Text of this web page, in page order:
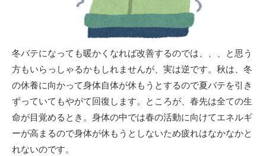
冬バテになっても暖かくなれば改善するのでは、、、と思う
方もいらっしゃるかもしれませんが、実は逆です。秋は、冬
の休養に向かって身体自体が休もうとするので夏バテを引き
ずっていてもやがて回復します。ところが、春先は全ての生
命が目覚めるとき。身体の中では春の活動に向けてエネルギ
ーが高まるので身体が休もうとしないため疲れはなかなかと
れないのです。